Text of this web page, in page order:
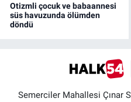
Otizmli çocuk ve babaannesi
süs havuzunda ölümden
döndü
Semerciler Mahallesi Çınar